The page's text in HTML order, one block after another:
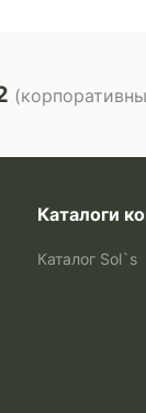
Каталоги
Каталог Sol`s